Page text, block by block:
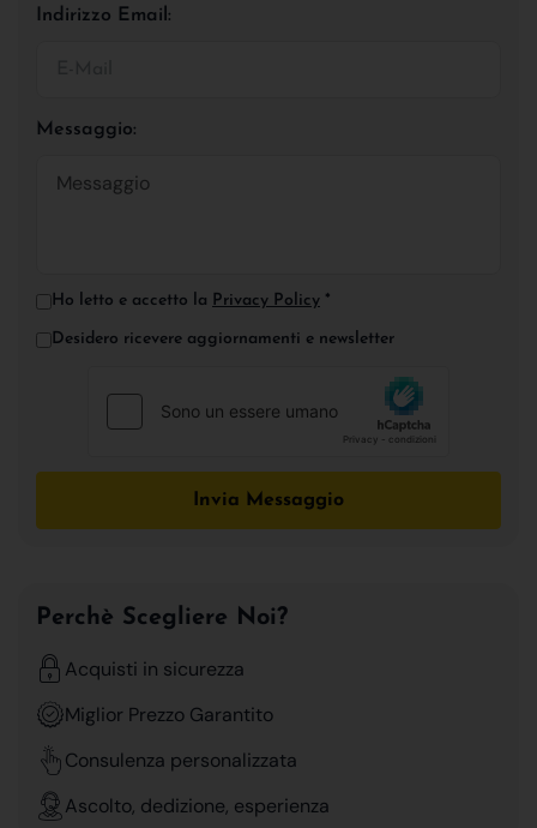
Indirizzo Email:
Messaggio:
Ho letto e accetto la Privacy Policy *
Desidero ricevere aggiornamenti e newsletter
Invia Messaggio
Perchè Scegliere Noi?
Acquisti in sicurezza
Miglior Prezzo Garantito
Consulenza personalizzata
Ascolto, dedizione, esperienza